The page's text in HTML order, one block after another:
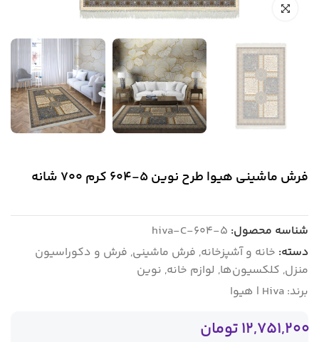
فرش ماشینی هیوا طرح نوین 5-604 کرم ۷۰۰ شانه
شناسه محصول: hiva-C-604-5
دسته: خانه و آشپزخانه, فرش ماشینی, فرش و دکوراسیون
منزل, کلکسیون‌ها, لوازم خانه, نوین
برند: Hiva | هیوا
12,751,200تومان